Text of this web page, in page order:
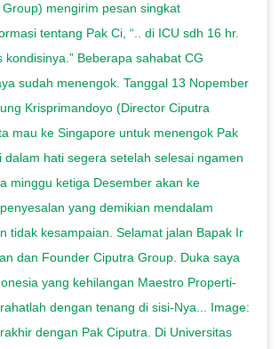
mengirim pesan singkat
tentang Pak Ci, “.. di ICU sdh 16 hr.
kondisinya.” Beberapa sahabat CG
sudah menengok. Tanggal 13 Nopember
Krisprimandoyo (Director Ciputra
mau ke Singapore untuk menengok Pak
dalam hati segera setelah selesai ngamen
minggu ketiga Desember akan ke
yang demikian mendalam
tidak kesampaian. Selamat jalan Bapak Ir
dan Founder Ciputra Group. Duka saya
yang kehilangan Maestro Properti-
dengan tenang di sisi-Nya... Image:
dengan Pak Ciputra. Di Universitas